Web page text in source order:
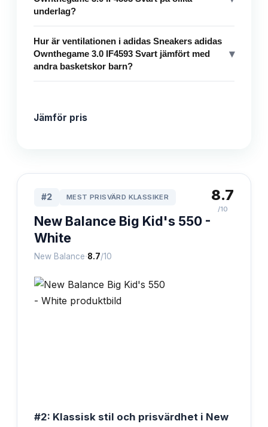
underlag?
Hur är ventilationen i adidas Sneakers adidas
Ownthegame 3.0 IF4593 Svart jämfört med
andra basketskor barn?
▾
Jämför pris
#2 MEST PRISVÄRD KLASSIKER
New Balance Big Kid's 550 -
White
New Balance·8.7/10
8.7
/10
#2: Klassisk stil och prisvärdhet i New